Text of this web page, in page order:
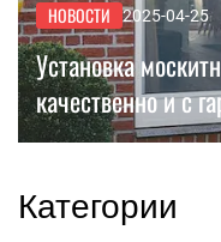
НОВОСТИ 2025-04-25
Установка
качественно и с
Категории